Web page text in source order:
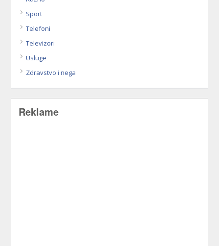
Sport
Telefoni
Televizori
Usluge
Zdravstvo i nega
Reklame